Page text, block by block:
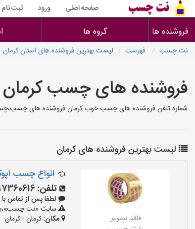
صفحه اصلی ورود ثبت
فروشنده ها گروه ها
نت چسب فهرست لیست بهترین فروشنده های استان کرمان
فروشنده های چسب کرمان
شماره تلفن فروشنده های چسب خوب کرمان فروشنده های
لیست بهترین فروشنده های کرمان
انواع چسب
تلفن:
لطفا پس از تماس با
سایت «نت
مکان:کرمان - کرمان